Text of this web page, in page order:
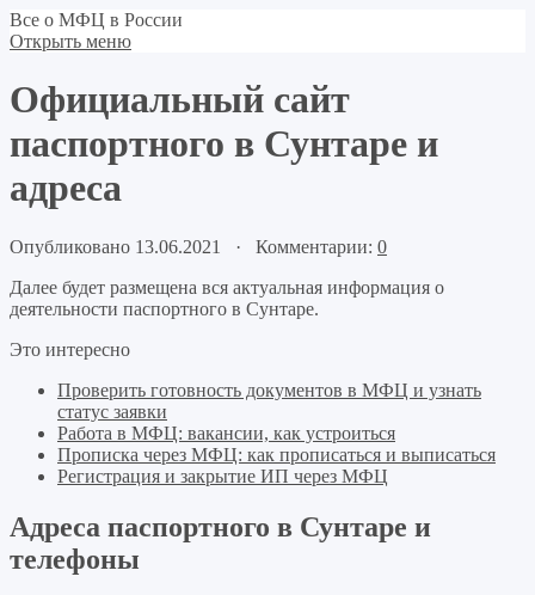
Все о МФЦ в России
Открыть меню
Официальный сайт
паспортного в Сунтаре и
адреса
Опубликовано 13.06.2021 · Комментарии: 0
Далее будет размещена вся актуальная информация о
деятельности паспортного в Сунтаре.
Это интересно
Проверить готовность документов в МФЦ и узнать
статус заявки
Работа в МФЦ: вакансии, как устроиться
Прописка через МФЦ: как прописаться и выписаться
Регистрация и закрытие ИП через МФЦ
Адреса паспортного в Сунтаре и
телефоны